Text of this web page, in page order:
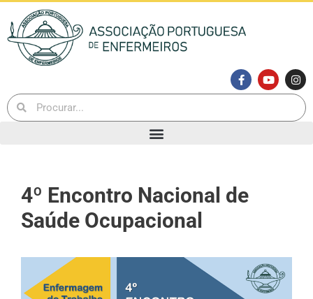
4º Encontro Nacional de
Saúde Ocupacional